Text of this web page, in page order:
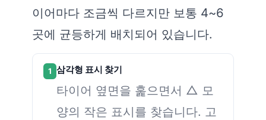
이어마다 조금씩 다르지만 보통 4~6
곳에 균등하게 배치되어 있습니다.
1 삼각형 표시 찾기
타이어 옆면을 훑으면서 △ 모
양의 작은 표시를 찾습니다. 고